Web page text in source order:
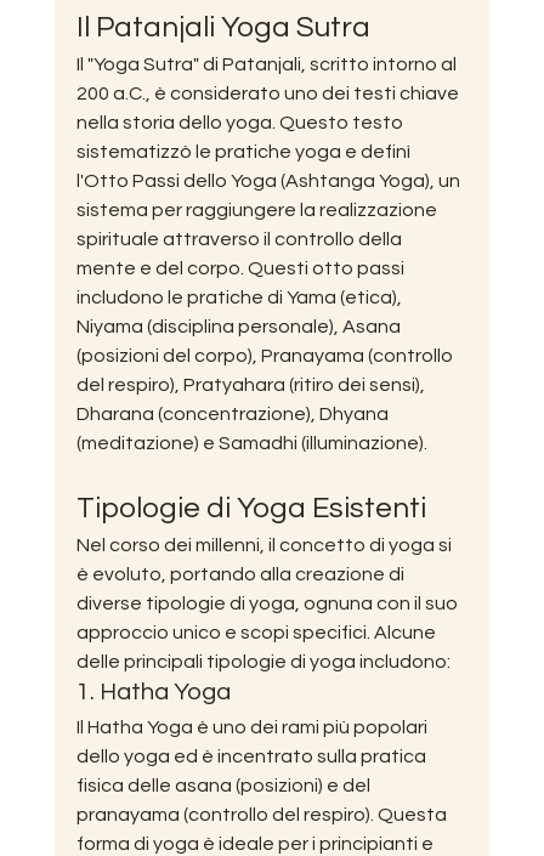
Il Patanjali Yoga Sutra
Il "Yoga Sutra" di Patanjali, scritto intorno al
200 a.C., è considerato uno dei testi chiave
nella storia dello yoga. Questo testo
sistematizzò le pratiche yoga e definì
l'Otto Passi dello Yoga (Ashtanga Yoga), un
sistema per raggiungere la realizzazione
spirituale attraverso il controllo della
mente e del corpo. Questi otto passi
includono le pratiche di Yama (etica),
Niyama (disciplina personale), Asana
(posizioni del corpo), Pranayama (controllo
del respiro), Pratyahara (ritiro dei sensi),
Dharana (concentrazione), Dhyana
(meditazione) e Samadhi (illuminazione).
Tipologie di Yoga Esistenti
Nel corso dei millenni, il concetto di yoga si
è evoluto, portando alla creazione di
diverse tipologie di yoga, ognuna con il suo
approccio unico e scopi specifici. Alcune
delle principali tipologie di yoga includono:
1. Hatha Yoga
Il Hatha Yoga è uno dei rami più popolari
dello yoga ed è incentrato sulla pratica
fisica delle asana (posizioni) e del
pranayama (controllo del respiro). Questa
forma di yoga è ideale per i principianti e